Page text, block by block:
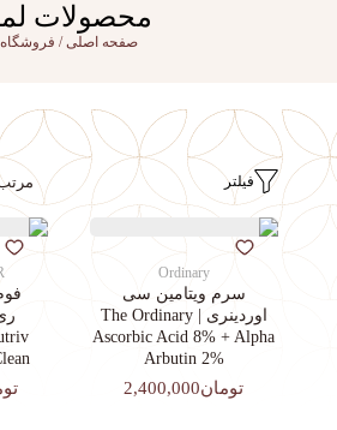
محصولات
صفحه اصلی/ فروشگاه
فیلتر
Ordinary
سرم ویتامین سی
اوردینری | The Ordinary
Ascorbic Acid 8% + Alpha
Arbutin 2%
تومان2,400,000